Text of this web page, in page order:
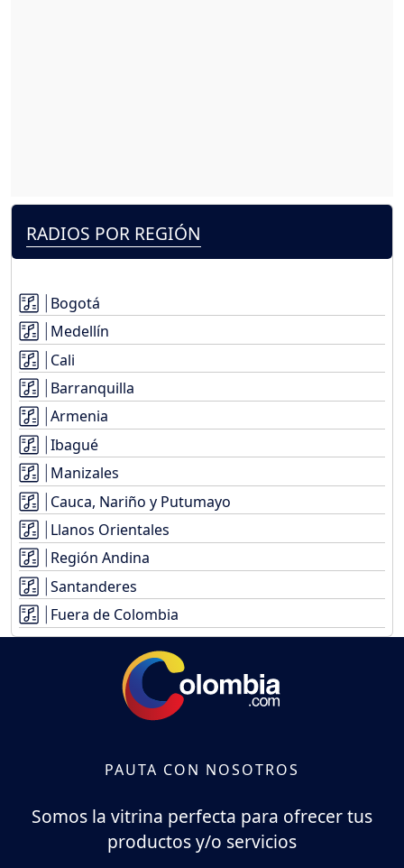
RADIOS POR REGIÓN
Bogotá
Medellín
Cali
Barranquilla
Armenia
Ibagué
Manizales
Cauca, Nariño y Putumayo
Llanos Orientales
Región Andina
Santanderes
Fuera de Colombia
PAUTA CON NOSOTROS
Somos la vitrina perfecta para ofrecer tus
productos y/o servicios